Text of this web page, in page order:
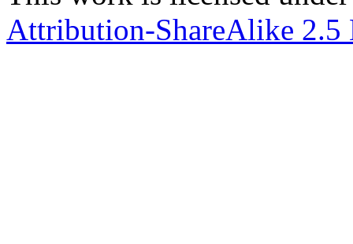
Attribution-ShareAlike 2.5